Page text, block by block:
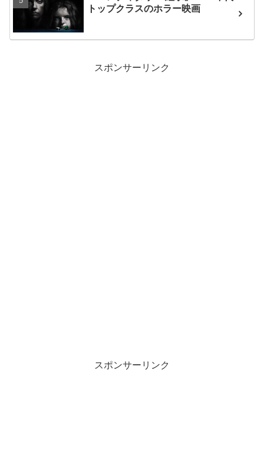
トップクラスのホラー映画
スポンサーリンク
スポンサーリンク